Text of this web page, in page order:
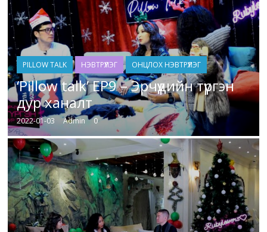
PILLOW TALK НЭВТРҮҮЛЭГ ОНЦЛОХ НЭВТРҮҮЛЭГ
‘Pillow talk’ ЕP9 – Эрчүүдийн түргэн
дур ханалт
2022-01-03 Admin 0